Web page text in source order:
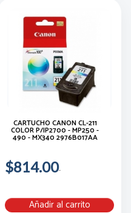
CARTUCHO CANON CL-211
COLOR P/IP2700 - MP250 -
490 - MX340 2976B017AA
$814.00
Añadir al carrito